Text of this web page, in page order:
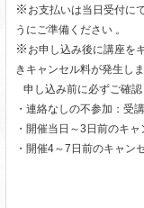
※ お支払いは当日受付に
うにご準備ください 。
※ お申し込み後に講座を
きキャンセル料が発生しま
申し込み前に必ずご確認
・連絡なしの不参加：受
・開催当日～3日前のキ
・開催4～7日前のキャン